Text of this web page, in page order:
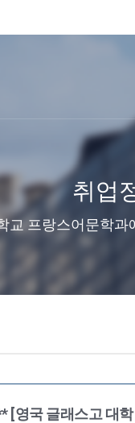
취업
교 프랑스어문학과
[영국 글래스고 대